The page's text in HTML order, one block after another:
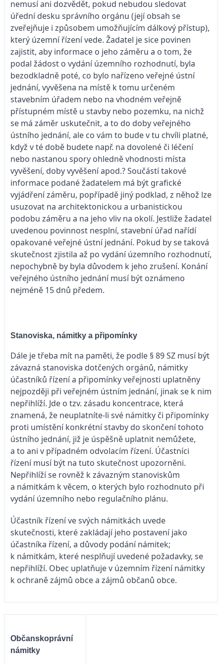
nemusí ani dozvědět, pokud nebudou sledovat
úřední desku správního orgánu (její obsah se
zveřejňuje i způsobem umožňujícím dálkový přístup),
který územní řízení vede. Žadatel je sice povinen
zajistit, aby informace o jeho záměru a o tom, že
podal žádost o vydání územního rozhodnutí, byla
bezodkladně poté, co bylo nařízeno veřejné ústní
jednání, vyvěšena na místě k tomu určeném
stavebním úřadem nebo na vhodném veřejně
přístupném místě u stavby nebo pozemku, na nichž
se má záměr uskutečnit, a to do doby veřejného
ústního jednání, ale co vám to bude v tu chvíli platné,
když v té době budete např. na dovolené či léčení
nebo nastanou spory ohledně vhodnosti místa
vyvěšení, doby vyvěšení apod.? Součástí takové
informace podané žadatelem má být grafické
vyjádření záměru, popřípadě jiný podklad, z něhož lze
usuzovat na architektonickou a urbanistickou
podobu záměru a na jeho vliv na okolí. Jestliže žadatel
uvedenou povinnost nesplní, stavební úřad nařídí
opakované veřejné ústní jednání. Pokud by se taková
skutečnost zjistila až po vydání územního rozhodnutí,
nepochybně by byla důvodem k jeho zrušení. Konání
veřejného ústního jednání musí být oznámeno
nejméně 15 dnů předem.
Stanoviska, námitky a připomínky
Dále je třeba mít na paměti, že podle § 89 SZ musí být
závazná stanoviska dotčených orgánů, námitky
účastníků řízení a připomínky veřejnosti uplatněny
nejpozději při veřejném ústním jednání, jinak se k nim
nepřihlíží. Jde o tzv. zásadu koncentrace, která
znamená, že neuplatníte-li své námitky či připomínky
proti umístění konkrétní stavby do skončení tohoto
ústního jednání, již je úspěšně uplatnit nemůžete,
a to ani v případném odvolacím řízení. Účastníci
řízení musí být na tuto skutečnost upozorněni.
Nepřihlíží se rovněž k závazným stanoviskům
a námitkám k věcem, o kterých bylo rozhodnuto při
vydání územního nebo regulačního plánu.
Účastník řízení ve svých námitkách uvede
skutečnosti, které zakládají jeho postavení jako
účastníka řízení, a důvody podání námitek;
k námitkám, které nesplňují uvedené požadavky, se
nepřihlíží. Obec uplatňuje v územním řízení námitky
k ochraně zájmů obce a zájmů občanů obce.
Občanskoprávní
námitky